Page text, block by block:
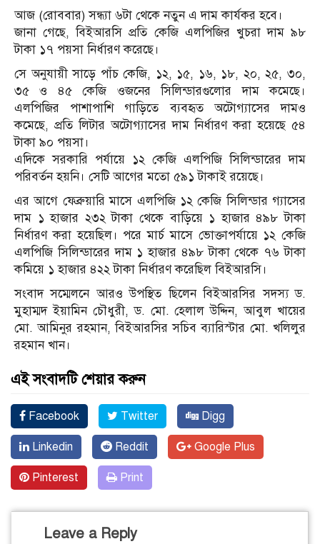
আজ (রোববার) সন্ধ্যা ৬টা থেকে নতুন এ দাম কার্যকর হবে।
জানা গেছে, বিইআরসি প্রতি কেজি এলপিজির খুচরা দাম ৯৮
টাকা ১৭ পয়সা নির্ধারণ করেছে।
সে অনুযায়ী সাড়ে পাঁচ কেজি, ১২, ১৫, ১৬, ১৮, ২০, ২৫, ৩০,
৩৫ ও ৪৫ কেজি ওজনের সিলিন্ডারগুলোর দাম কমেছে।
এলপিজির পাশাপাশি গাড়িতে ব্যবহৃত অটোগ্যাসের দামও
কমেছে, প্রতি লিটার অটোগ্যাসের দাম নির্ধারণ করা হয়েছে ৫৪
টাকা ৯০ পয়সা।
এদিকে সরকারি পর্যায়ে ১২ কেজি এলপিজি সিলিন্ডারের দাম
পরিবর্তন হয়নি। সেটি আগের মতো ৫৯১ টাকাই রয়েছে।
এর আগে ফেব্রুয়ারি মাসে এলপিজি ১২ কেজি সিলিন্ডার গ্যাসের
দাম ১ হাজার ২৩২ টাকা থেকে বাড়িয়ে ১ হাজার ৪৯৮ টাকা
নির্ধারণ করা হয়েছিল। পরে মার্চ মাসে ভোক্তাপর্যায়ে ১২ কেজি
এলপিজি সিলিন্ডারের দাম ১ হাজার ৪৯৮ টাকা থেকে ৭৬ টাকা
কমিয়ে ১ হাজার ৪২২ টাকা নির্ধারণ করেছিল বিইআরসি।
সংবাদ সম্মেলনে আরও উপস্থিত ছিলেন বিইআরসির সদস্য ড.
মুহাম্মদ ইয়ামিন চৌধুরী, ড. মো. হেলাল উদ্দিন, আবুল খায়ের
মো. আমিনুর রহমান, বিইআরসির সচিব ব্যারিস্টার মো. খলিলুর
রহমান খান।
এই সংবাদটি শেয়ার করুন
Facebook Twitter Digg
Linkedin Reddit Google Plus
Pinterest Print
Leave a Reply